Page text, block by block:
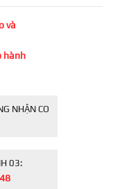
và
hành
NHẬN CO
03: